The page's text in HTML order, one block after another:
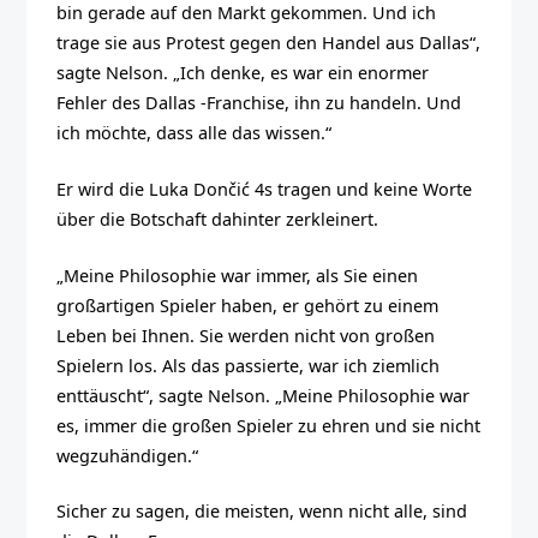
bin gerade auf den Markt gekommen. Und ich
trage sie aus Protest gegen den Handel aus Dallas“,
sagte Nelson. „Ich denke, es war ein enormer
Fehler des Dallas -Franchise, ihn zu handeln. Und
ich möchte, dass alle das wissen.“
Er wird die Luka Dončić 4s tragen und keine Worte
über die Botschaft dahinter zerkleinert.
„Meine Philosophie war immer, als Sie einen
großartigen Spieler haben, er gehört zu einem
Leben bei Ihnen. Sie werden nicht von großen
Spielern los. Als das passierte, war ich ziemlich
enttäuscht“, sagte Nelson. „Meine Philosophie war
es, immer die großen Spieler zu ehren und sie nicht
wegzuhändigen.“
Sicher zu sagen, die meisten, wenn nicht alle, sind